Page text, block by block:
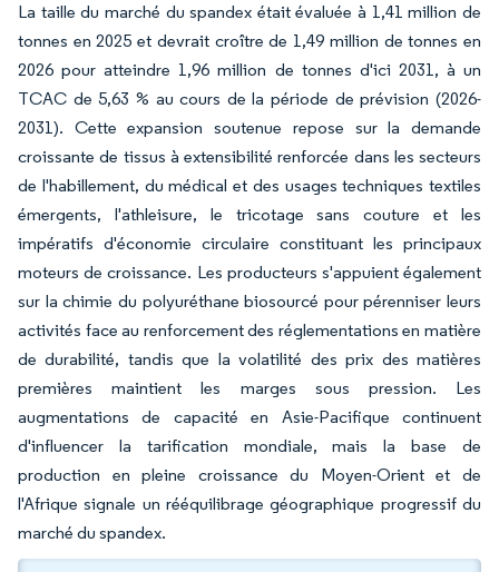
La taille du marché du spandex était évaluée à 1,41 million de
tonnes en 2025 et devrait croître de 1,49 million de tonnes en
2026 pour atteindre 1,96 million de tonnes d'ici 2031, à un
TCAC de 5,63 % au cours de la période de prévision (2026-
2031). Cette expansion soutenue repose sur la demande
croissante de tissus à extensibilité renforcée dans les secteurs
de l'habillement, du médical et des usages techniques textiles
émergents, l'athleisure, le tricotage sans couture et les
impératifs d'économie circulaire constituant les principaux
moteurs de croissance. Les producteurs s'appuient également
sur la chimie du polyuréthane biosourcé pour pérenniser leurs
activités face au renforcement des réglementations en matière
de durabilité, tandis que la volatilité des prix des matières
premières maintient les marges sous pression. Les
augmentations de capacité en Asie-Pacifique continuent
d'influencer la tarification mondiale, mais la base de
production en pleine croissance du Moyen-Orient et de
l'Afrique signale un rééquilibrage géographique progressif du
marché du spandex.